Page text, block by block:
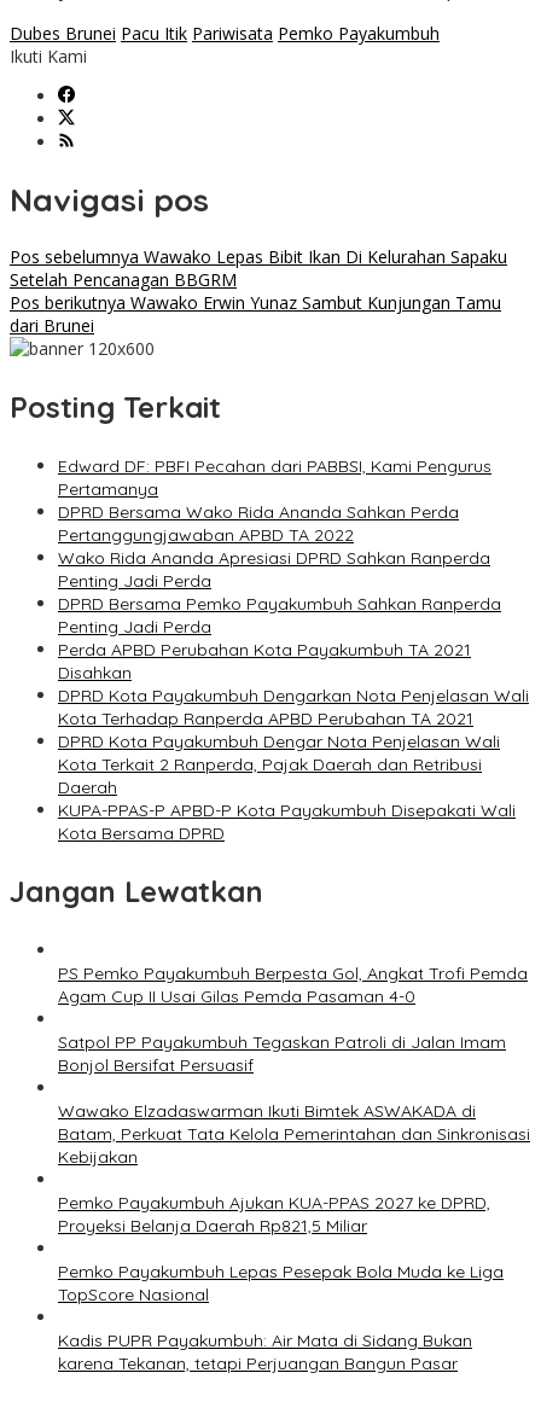
Dubes Brunei Pacu Itik Pariwisata Pemko Payakumbuh
Ikuti Kami
Navigasi pos
Pos sebelumnya Wawako Lepas Bibit Ikan Di Kelurahan Sapaku
Setelah Pencanagan BBGRM
Pos berikutnya Wawako Erwin Yunaz Sambut Kunjungan Tamu
dari Brunei
Posting Terkait
Edward DF: PBFI Pecahan dari PABBSI, Kami Pengurus
Pertamanya
DPRD Bersama Wako Rida Ananda Sahkan Perda
Pertanggungjawaban APBD TA 2022
Wako Rida Ananda Apresiasi DPRD Sahkan Ranperda
Penting Jadi Perda
DPRD Bersama Pemko Payakumbuh Sahkan Ranperda
Penting Jadi Perda
Perda APBD Perubahan Kota Payakumbuh TA 2021
Disahkan
DPRD Kota Payakumbuh Dengarkan Nota Penjelasan Wali
Kota Terhadap Ranperda APBD Perubahan TA 2021
DPRD Kota Payakumbuh Dengar Nota Penjelasan Wali
Kota Terkait 2 Ranperda, Pajak Daerah dan Retribusi
Daerah
KUPA-PPAS-P APBD-P Kota Payakumbuh Disepakati Wali
Kota Bersama DPRD
Jangan Lewatkan
PS Pemko Payakumbuh Berpesta Gol, Angkat Trofi Pemda
Agam Cup II Usai Gilas Pemda Pasaman 4-0
Satpol PP Payakumbuh Tegaskan Patroli di Jalan Imam
Bonjol Bersifat Persuasif
Wawako Elzadaswarman Ikuti Bimtek ASWAKADA di
Batam, Perkuat Tata Kelola Pemerintahan dan Sinkronisasi
Kebijakan
Pemko Payakumbuh Ajukan KUA-PPAS 2027 ke DPRD,
Proyeksi Belanja Daerah Rp821,5 Miliar
Pemko Payakumbuh Lepas Pesepak Bola Muda ke Liga
TopScore Nasional
Kadis PUPR Payakumbuh: Air Mata di Sidang Bukan
karena Tekanan, tetapi Perjuangan Bangun Pasar